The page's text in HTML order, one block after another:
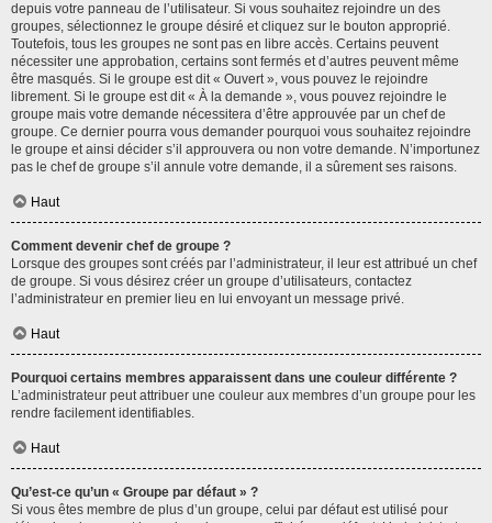
depuis votre panneau de l’utilisateur. Si vous souhaitez rejoindre un des
groupes, sélectionnez le groupe désiré et cliquez sur le bouton approprié.
Toutefois, tous les groupes ne sont pas en libre accès. Certains peuvent
nécessiter une approbation, certains sont fermés et d’autres peuvent même
être masqués. Si le groupe est dit « Ouvert », vous pouvez le rejoindre
librement. Si le groupe est dit « À la demande », vous pouvez rejoindre le
groupe mais votre demande nécessitera d’être approuvée par un chef de
groupe. Ce dernier pourra vous demander pourquoi vous souhaitez rejoindre
le groupe et ainsi décider s’il approuvera ou non votre demande. N’importunez
pas le chef de groupe s’il annule votre demande, il a sûrement ses raisons.
Haut
Comment devenir chef de groupe ?
Lorsque des groupes sont créés par l’administrateur, il leur est attribué un chef
de groupe. Si vous désirez créer un groupe d’utilisateurs, contactez
l’administrateur en premier lieu en lui envoyant un message privé.
Haut
Pourquoi certains membres apparaissent dans une couleur différente ?
L’administrateur peut attribuer une couleur aux membres d’un groupe pour les
rendre facilement identifiables.
Haut
Qu’est-ce qu’un « Groupe par défaut » ?
Si vous êtes membre de plus d’un groupe, celui par défaut est utilisé pour